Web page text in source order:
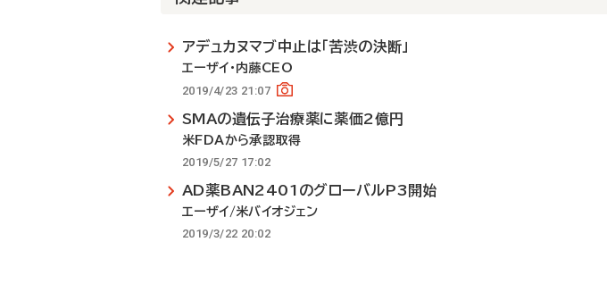
アデュカヌマブ中止は「苦渋の決断」
エーザイ・内藤CEO
2019/4/23 21:07
SMAの遺伝子治療薬に薬価2億円
米FDAから承認取得
2019/5/27 17:02
AD薬BAN2401のグローバルP3開始
エーザイ/米バイオジェン
2019/3/22 20:02